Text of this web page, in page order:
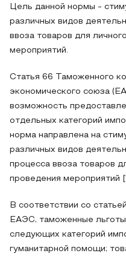
Цель данной нормы -
различных видов
ввоза товаров для
мероприятий.
Статья 66 Таможенного
экономического союза
возможность
отдельных категорий
норма направлена на
различных видов
процесса ввоза товаров
проведения мероприятий
В соответствии со
ЕАЭС, таможенные
следующих категорий
гуманитарной помощи;